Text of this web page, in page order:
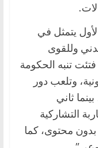
يتمثل في
وللقوى
تنبه الحكومة
وتلعب دور
بينما ثاني
التشاركية
محتوى، كما